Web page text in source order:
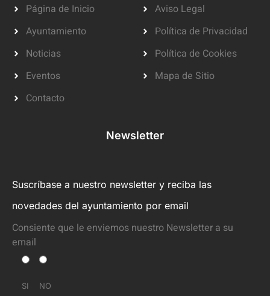
Página de Inicio
Ayuntamiento
Noticias
Eventos
Contacto
Aviso Legal
Política de Privacidad
Política de Cookies
Mapa de Sitio
Newsletter
Suscríbase a nuestro newsletter y reciba las
novedades del ayuntamiento por email
Consiente que le enviemos nuestro Newsletter a su
email
SI NO